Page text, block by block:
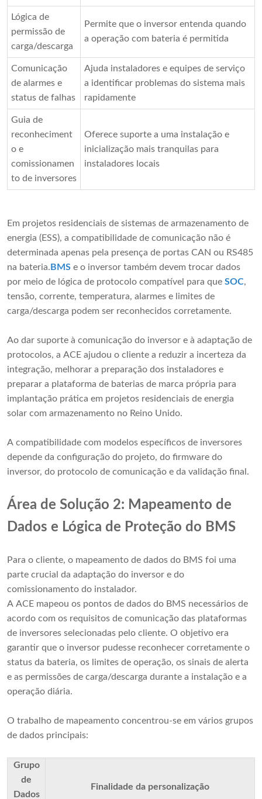
Lógica de
permissão de
carga/descarga
Permite que o inversor entenda quando
a operação com bateria é permitida
Comunicação
de alarmes e
status de falhas
Ajuda instaladores e equipes de serviço
a identificar problemas do sistema mais
rapidamente
Guia de
reconheciment
o e
comissionamen
to de inversores
Oferece suporte a uma instalação e
inicialização mais tranquilas para
instaladores locais
Em projetos residenciais de sistemas de armazenamento de
energia (ESS), a compatibilidade de comunicação não é
determinada apenas pela presença de portas CAN ou RS485
na bateria.BMS e o inversor também devem trocar dados
por meio de lógica de protocolo compatível para que SOC,
tensão, corrente, temperatura, alarmes e limites de
carga/descarga podem ser reconhecidos corretamente.
Ao dar suporte à comunicação do inversor e à adaptação de
protocolos, a ACE ajudou o cliente a reduzir a incerteza da
integração, melhorar a preparação dos instaladores e
preparar a plataforma de baterias de marca própria para
implantação prática em projetos residenciais de energia
solar com armazenamento no Reino Unido.
A compatibilidade com modelos específicos de inversores
depende da configuração do projeto, do firmware do
inversor, do protocolo de comunicação e da validação final.
Área de Solução 2: Mapeamento de
Dados e Lógica de Proteção do BMS
Para o cliente, o mapeamento de dados do BMS foi uma
parte crucial da adaptação do inversor e do
comissionamento do instalador.
A ACE mapeou os pontos de dados do BMS necessários de
acordo com os requisitos de comunicação das plataformas
de inversores selecionadas pelo cliente. O objetivo era
garantir que o inversor pudesse reconhecer corretamente o
status da bateria, os limites de operação, os sinais de alerta
e as permissões de carga/descarga durante a instalação e a
operação diária.
O trabalho de mapeamento concentrou-se em vários grupos
de dados principais:
Grupo
de
Dados
Finalidade da personalização